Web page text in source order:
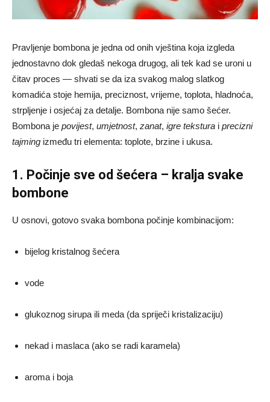
Pravljenje bombona je jedna od onih vještina koja izgleda
jednostavno dok gledaš nekoga drugog, ali tek kad se uroni u
čitav proces — shvati se da iza svakog malog slatkog
komadića stoje hemija, preciznost, vrijeme, toplota, hladnoća,
strpljenje i osjećaj za detalje. Bombona nije samo šećer.
Bombona je povijest, umjetnost, zanat, igre tekstura i precizni
tajming između tri elementa: toplote, brzine i ukusa.
1. Počinje sve od šećera – kralja svake
bombone
U osnovi, gotovo svaka bombona počinje kombinacijom:
bijelog kristalnog šećera
vode
glukoznog sirupa ili meda (da spriječi kristalizaciju)
nekad i maslaca (ako se radi karamela)
aroma i boja